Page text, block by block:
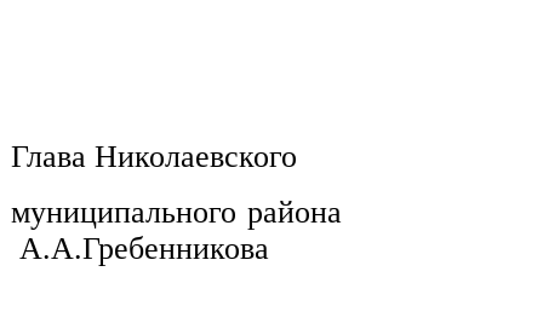
Глава Николаевского
А.А.Гребенникова